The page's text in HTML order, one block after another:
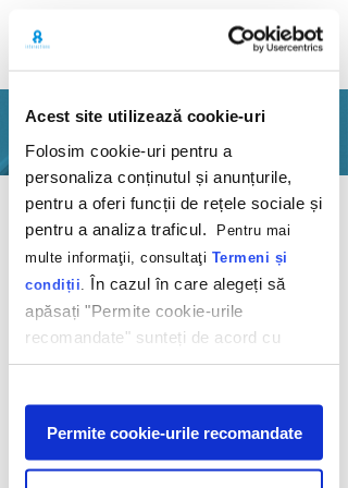
Acest site utilizează cookie-uri
Folosim cookie-uri pentru a
personaliza conținutul și anunțurile,
pentru a oferi funcții de rețele sociale și
pentru a analiza traficul.
Pentru mai
multe informaţii, consultaţi Termeni și
condiții În cazul în care alegeți să
apăsați "Permite cookie-urile
recomandate" sunteți de acord cu
utilizarea modulelor noastre cookie.
Afişare
Permite cookie-urile recomandate
PORTFOLIO
Back
Newsletter-ul
Clickshop
Telekom
2012